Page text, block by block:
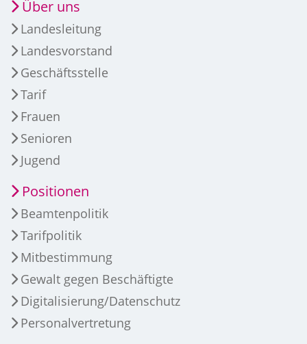
Über uns
Landesleitung
Landesvorstand
Geschäftsstelle
Tarif
Frauen
Senioren
Jugend
Positionen
Beamtenpolitik
Tarifpolitik
Mitbestimmung
Gewalt gegen Beschäftigte
Digitalisierung/Datenschutz
Personalvertretung